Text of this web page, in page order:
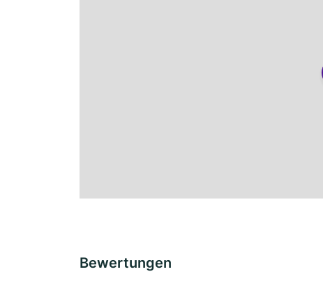
Bewertungen